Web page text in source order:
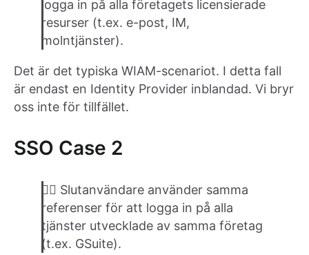
logga in på alla företagets licensierade
resurser (t.ex. e-post, IM,
molntjänster).
Det är det typiska WIAM-scenariot. I detta fall
är endast en Identity Provider inblandad. Vi bryr
oss inte för tillfället.
SSO Case 2
👉🏽 Slutanvändare använder samma
referenser för att logga in på alla
tjänster utvecklade av samma företag
(t.ex. GSuite).